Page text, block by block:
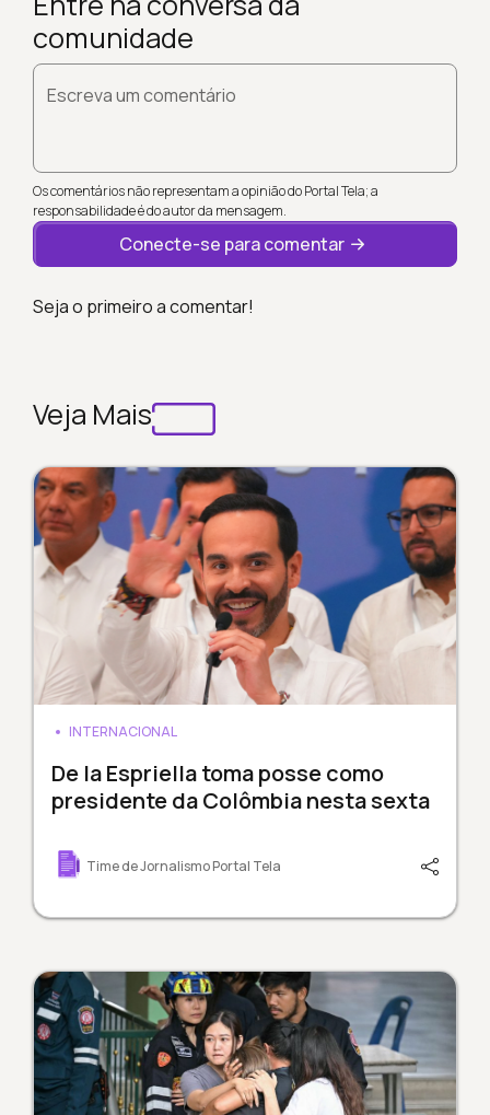
comunidade
Escreva um comentário
Os comentários não representam a opinião do Portal Tela; a
responsabilidade é do autor da mensagem.
Conecte-se para comentar
Seja o primeiro a comentar!
Veja Mais
INTERNACIONAL
De la Espriella toma posse como
presidente da Colômbia nesta sexta
Time de Jornalismo Portal Tela